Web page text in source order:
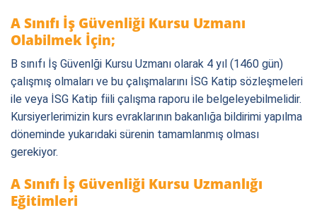
A Sınıfı İş Güvenliği Kursu Uzmanı
Olabilmek İçin;
B sınıfı İş Güvenlği Kursu Uzmanı olarak 4 yıl (1460 gün)
çalışmış olmaları ve bu çalışmalarını İSG Katip sözleşmeleri
ile veya İSG Katip fiili çalışma raporu ile belgeleyebilmelidir.
Kursiyerlerimizin kurs evraklarının bakanlığa bildirimi yapılma
döneminde yukarıdaki sürenin tamamlanmış olması
gerekiyor.
A Sınıfı İş Güvenliği Kursu Uzmanlığı
Eğitimleri